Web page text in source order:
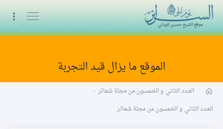
البث المباشر
الموقع ما يزال قيد التجربةالسنة الخامسة
العـدد الثاني و الخمسون من مجلة شعائر -
العـدد الثاني و الخمسون من مجلة شعائر